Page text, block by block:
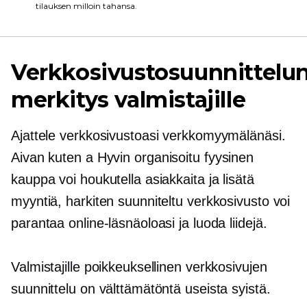
tilauksen milloin tahansa.
merkitys valmistajille
Ajattele verkkosivustoasi verkkomyymälänäsi.
Aivan kuten a Hyvin organisoitu fyysinen
kauppa voi houkutella asiakkaita ja lisätä
myyntiä, harkiten suunniteltu verkkosivusto voi
parantaa online-läsnäoloasi ja luoda liidejä.
Valmistajille poikkeuksellinen verkkosivujen
suunnittelu on välttämätöntä useista syistä.